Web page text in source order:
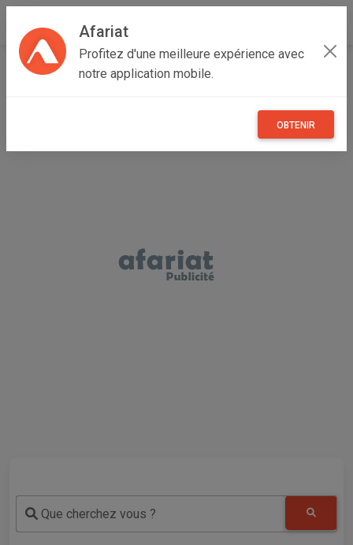
Afariat
Profitez d'une meilleure expérience avec
notre application mobile.
OBTENIR
Accueil Annonceur harraghi
Que cherchez vous ?